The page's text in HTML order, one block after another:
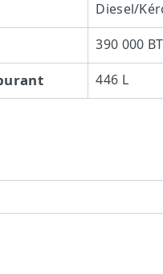
Diesel/
390 000
446 L